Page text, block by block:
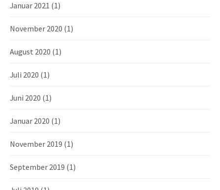
Januar 2021 (1)
November 2020 (1)
August 2020 (1)
Juli 2020 (1)
Juni 2020 (1)
Januar 2020 (1)
November 2019 (1)
September 2019 (1)